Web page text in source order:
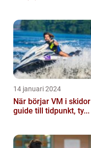
14 januari 2024
När börjar VM i skidor en
guide till tidpunkt, ty...